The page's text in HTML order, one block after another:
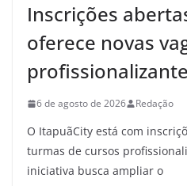
Inscrições
oferece novas
6 de agosto de 2026 Redação
O ItapuãCity está com
turmas de cursos
iniciativa busca ampliar o